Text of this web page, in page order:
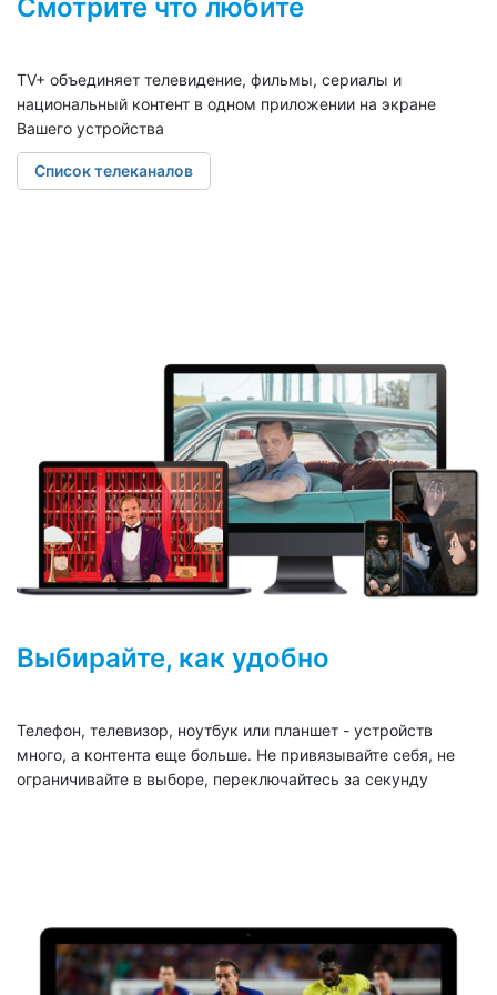
Смотрите что любите
TV+ объединяет телевидение, фильмы, сериалы и
национальный контент в одном приложении на экране
Вашего устройства
Список телеканалов
Выбирайте, как удобно
Телефон, телевизор, ноутбук или планшет - устройств
много, а контента еще больше. Не привязывайте себя, не
ограничивайте в выборе, переключайтесь за секунду